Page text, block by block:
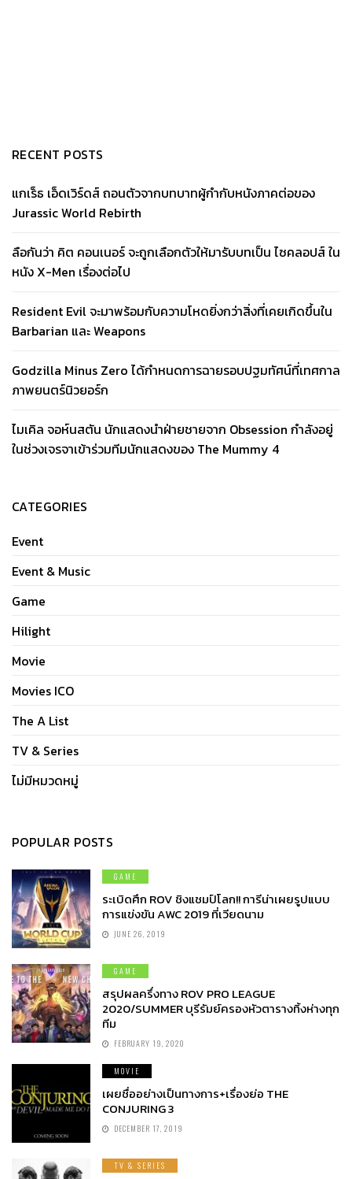
RECENT POSTS
แกเร็ธ เอ็ดเวิร์ดส์ ถอนตัวจากบทบาทผู้กำกับหนังภาคต่อของ
Jurassic World Rebirth
ลือกันว่า คิต คอนเนอร์ จะถูกเลือกตัวให้มารับบทเป็น ไซคลอปส์ ใน
หนัง X-Men เรื่องต่อไป
Resident Evil จะมาพร้อมกับความโหดยิ่งกว่าสิ่งที่เคยเกิดขึ้นใน
Barbarian และ Weapons
Godzilla Minus Zero ได้กำหนดการฉายรอบปฐมทัศน์ที่เทศกาล
ภาพยนตร์นิวยอร์ก
ไมเคิล จอห์นสตัน นักแสดงนำฝ่ายชายจาก Obsession กำลังอยู่
ในช่วงเจรจาเข้าร่วมทีมนักแสดงของ The Mummy 4
CATEGORIES
Event
Event & Music
Game
Hilight
Movie
Movies ICO
The A List
TV & Series
ไม่มีหมวดหมู่
POPULAR POSTS
GAME
ระเบิดศึก ROV ชิงแชมป์โลก!! การีน่าเผยรูปแบบ
การแข่งขัน AWC 2019 ที่เวียดนาม
JUNE 26, 2019
GAME
สรุปผลครึ่งทาง ROV PRO LEAGUE
2020/SUMMER บุรีรัมย์ครองหัวตารางทิ้งห่างทุก
ทีม
FEBRUARY 19, 2020
MOVIE
เผยชื่ออย่างเป็นทางการ+เรื่องย่อ THE
CONJURING 3
DECEMBER 17, 2019
TV & SERIES